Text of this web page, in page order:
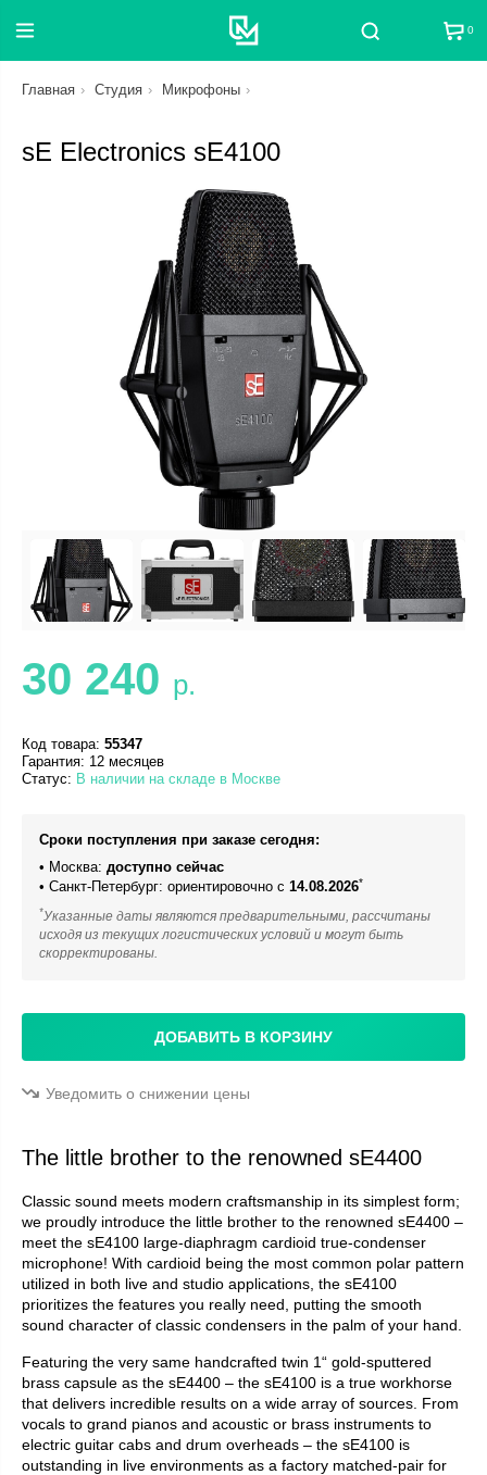
Поиск 0
Главная Студия Микрофоны
sE Electronics sE4100
30 240 р.
Код товара: 55347
Гарантия: 12 месяцев
Статус: В наличии на складе в Москве
Сроки поступления при заказе сегодня:
• Москва: доступно сейчас
• Санкт-Петербург: ориентировочно с 14.08.2026*
*Указанные даты являются предварительными, рассчитаны
исходя из текущих логистических условий и могут быть
скорректированы.
ДОБАВИТЬ В КОРЗИНУ
Уведомить о снижении цены
The little brother to the renowned sE4400
Classic sound meets modern craftsmanship in its simplest form;
we proudly introduce the little brother to the renowned sE4400 –
meet the sE4100 large-diaphragm cardioid true-condenser
microphone! With cardioid being the most common polar pattern
utilized in both live and studio applications, the sE4100
prioritizes the features you really need, putting the smooth
sound character of classic condensers in the palm of your hand.
Featuring the very same handcrafted twin 1“ gold-sputtered
brass capsule as the sE4400 – the sE4100 is a true workhorse
that delivers incredible results on a wide array of sources. From
vocals to grand pianos and acoustic or brass instruments to
electric guitar cabs and drum overheads – the sE4100 is
outstanding in live environments as a factory matched-pair for